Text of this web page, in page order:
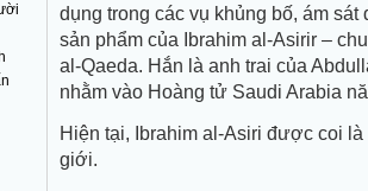
dụng trong các vụ khủng bố, ám
sản phẩm của Ibrahim al-Asirir –
al-Qaeda. Hắn là anh trai của
nhằm vào Hoàng tử Saudi Arabia
Hiện tại, Ibrahim al-Asiri được coi
giới.